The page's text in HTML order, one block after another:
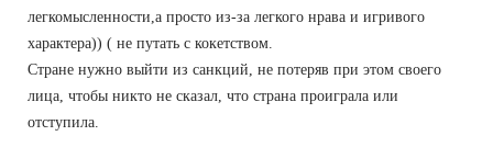
легкомысленности,а просто из-за легкого нрава и игривого
характера)) ( не путать с кокетством.
Стране нужно выйти из санкций, не потеряв при этом своего
лица, чтобы никто не сказал, что страна проиграла или
отступила.